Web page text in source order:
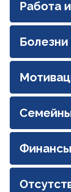
Работа
Финансы